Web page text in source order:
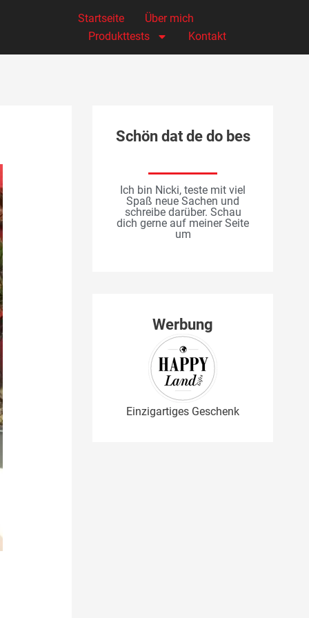
Startseite
Über mich
Produkttests
Kontakt
Schön dat de do bes
Ich bin Nicki, teste mit viel
Spaß neue Sachen und
schreibe darüber. Schau
dich gerne auf meiner Seite
um
Werbung
Einzigartiges Geschenk